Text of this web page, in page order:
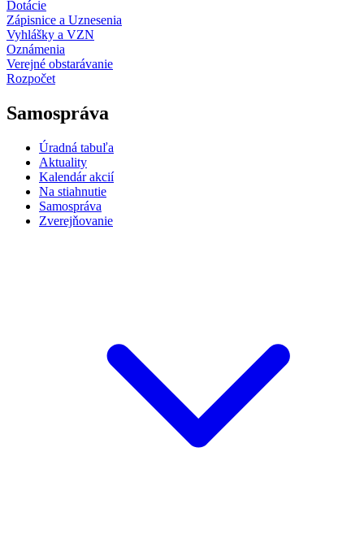
Dotácie
Zápisnice a Uznesenia
Vyhlášky a VZN
Oznámenia
Verejné obstarávanie
Rozpočet
Samospráva
Úradná tabuľa
Aktuality
Kalendár akcií
Na stiahnutie
Samospráva
Zverejňovanie